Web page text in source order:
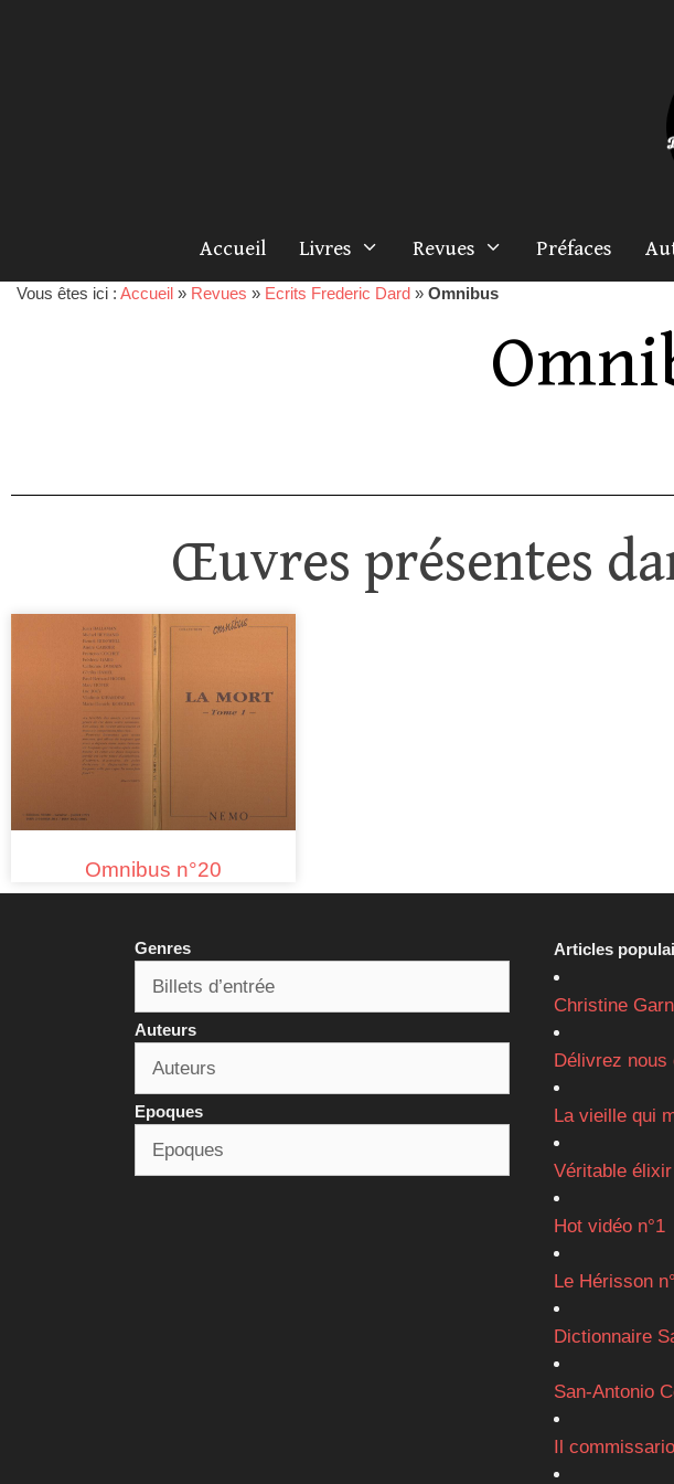
Accueil Livres Revues Préfaces
Vous êtes ici : Accueil » Revues » Ecrits Frederic Dard » Omnibus
Œuvres présentes
Omnibus n°20
Genres
Auteurs
Epoques
Articles
Christine
Délivrez nous
La vieille qui
Véritable
Hot vidéo n°1
Le Hérisson
Dictionnaire
San-Antonio
Il